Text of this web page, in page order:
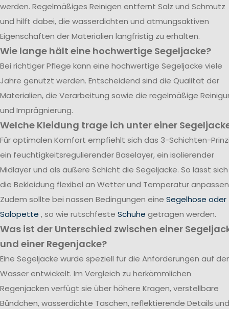
werden. Regelmäßiges Reinigen entfernt Salz und Schmutz
und hilft dabei, die wasserdichten und atmungsaktiven
Eigenschaften der Materialien langfristig zu erhalten.
Wie lange hält eine hochwertige Segeljacke?
Bei richtiger Pflege kann eine hochwertige Segeljacke viele
Jahre genutzt werden. Entscheidend sind die Qualität der
Materialien, die Verarbeitung sowie die regelmäßige
und Imprägnierung.
Welche Kleidung trage ich unter einer
Für optimalen Komfort empfiehlt sich das 3-Schichten-
ein feuchtigkeitsregulierender Baselayer, ein isolierender
Midlayer und als äußere Schicht die Segeljacke. So lässt sich
die Bekleidung flexibel an Wetter und Temperatur
Zudem sollte bei nassen Bedingungen eine Segelhose oder
Salopette , so wie rutschfeste Schuhe getragen werden.
Was ist der Unterschied zwischen einer
und einer Regenjacke?
Eine Segeljacke wurde speziell für die Anforderungen auf
Wasser entwickelt. Im Vergleich zu herkömmlichen
Regenjacken verfügt sie über höhere Kragen, verstellbare
Bündchen, wasserdichte Taschen, reflektierende Details und